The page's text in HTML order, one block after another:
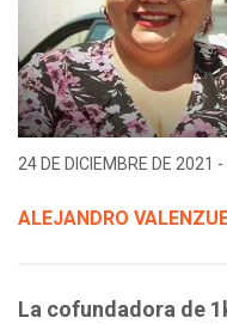
24 DE DICIEMBRE DE 2021
ALEJANDRO
La cofundadora de